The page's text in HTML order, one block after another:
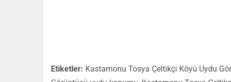
Etiketler: Kastamonu Tosya Çeltikçi Köyü Uydu